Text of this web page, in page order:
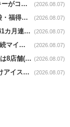
OICグループnews｜グループ酒造会社のウイスキーがコンペティション受賞 (2026.08.07)
PLANTnews｜お盆向けごちそう商品と｢夏の福袋・福得カート｣8/8から開催 (2026.08.07)
リテールパートナーズnews｜7月既存店1.5%増/41カ月連続増 (2026.08.07)
MrMax news｜7月既存店売上高1.6％減､2カ月連続マイナス (2026.08.07)
イオン九州news｜熊本地震による休業､時間変更は8店舗(8/7時点) (2026.08.07)
青山商事news｜6時間冷たさが持続｢ビジネス向けアイスベスト｣発売 (2026.08.07)